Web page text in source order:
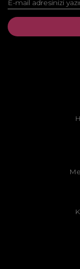
Ürün resmi
Ürün
Ürün fiyatı diğer